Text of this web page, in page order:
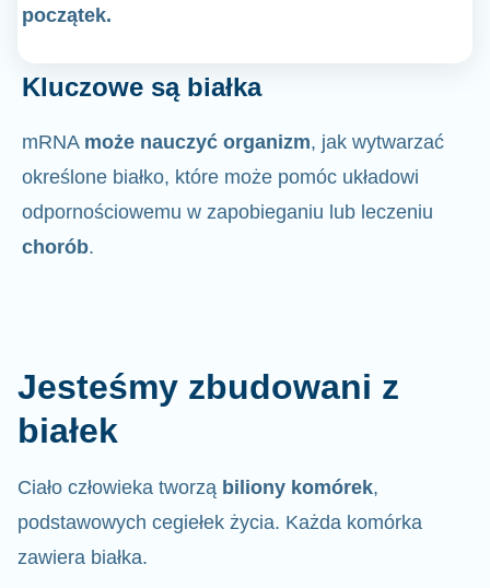
początek.
Kluczowe są białka
mRNA może nauczyć organizm, jak wytwarzać
określone białko, które może pomóc układowi
odpornościowemu w zapobieganiu lub leczeniu
chorób.
Jesteśmy zbudowani z
białek
Ciało człowieka tworzą biliony komórek,
podstawowych cegiełek życia. Każda komórka
zawiera białka.